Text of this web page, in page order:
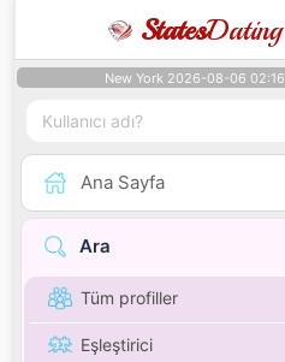
StatesDating
New York 2026-08-06 02:16
Ana Sayfa
Ara
Tüm profiller
Eşleştirici